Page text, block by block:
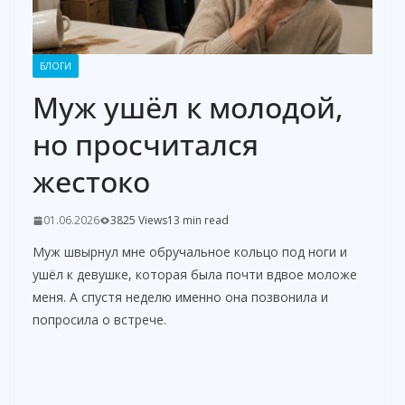
БЛОГИ
Муж ушёл к молодой,
но просчитался
жестоко
01.06.2026 3825 Views13 min read
Муж швырнул мне обручальное кольцо под ноги и
ушёл к девушке, которая была почти вдвое моложе
меня. А спустя неделю именно она позвонила и
попросила о встрече.